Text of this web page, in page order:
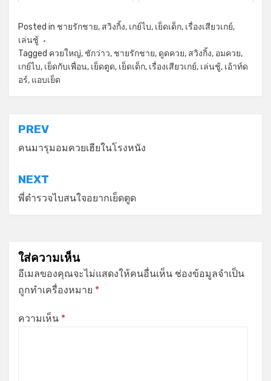
Posted in ชายรักชาย, สวิงกิ้ง, เกย์ไบ, เย็ดเด็ก, เรื่องเสียวเกย์,
เล่นชู้
Tagged ควยใหญ่, ชักว่าว, ชายรักชาย, ดูดควย, สวิงกิ้ง, อมควย,
เกย์ไบ, เย็ดกับเพื่อน, เย็ดตูด, เย็ดเด็ก, เรื่องเสียวเกย์, เล่นชู้, เอ้าท์ด
อร์, แอบเย็ด
แนะแนว
เรื่อง
PREV
คนมารุมอมควยเฮียในโรงหนัง
NEXT
พี่ตำรวจไบสนใจอยากเย็ดตูด
ใส่ความเห็น
อีเมลของคุณจะไม่แสดงให้คนอื่นเห็น ช่องข้อมูลจำเป็น
ถูกทำเครื่องหมาย *
ความเห็น *